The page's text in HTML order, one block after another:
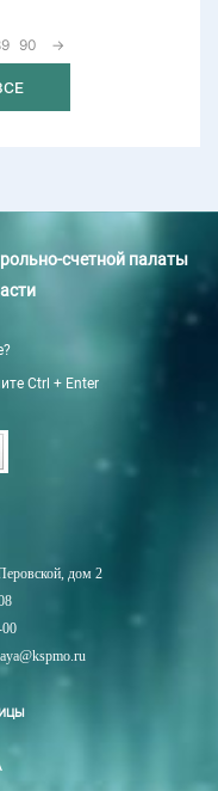
90 →
счетной палаты
Ctrl + Enter
дом 2